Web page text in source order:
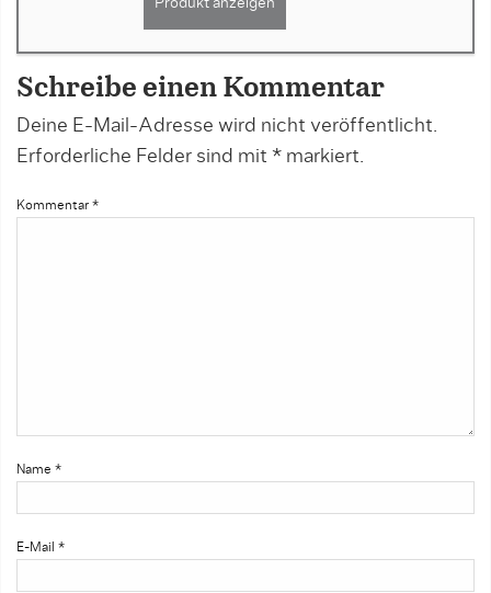
Produkt anzeigen
Schreibe einen Kommentar
Deine E-Mail-Adresse wird nicht veröffentlicht.
Erforderliche Felder sind mit * markiert.
Kommentar *
Name *
E-Mail *